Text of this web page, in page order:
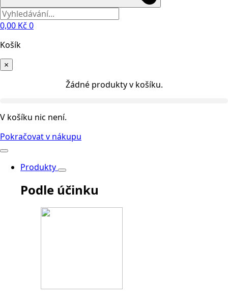
0,00 Kč 0
Košík
×
Žádné produkty v košíku.
V košíku nic není.
Pokračovat v nákupu
Produkty
Podle účinku